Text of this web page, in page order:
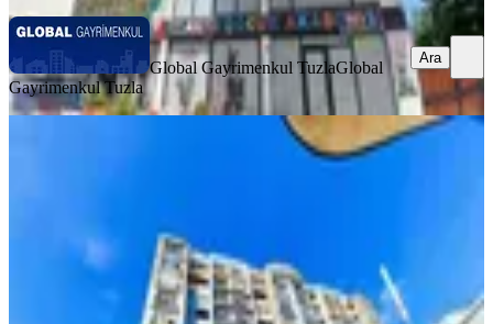
Global Gayrimenkul TuzlaGlobal
Gayrimenkul Tuzla
Ara
Tuzla Alemara Sitesinde Kiralık 1,5+1
1+1·65 m²·6. Kat
30.000 ₺